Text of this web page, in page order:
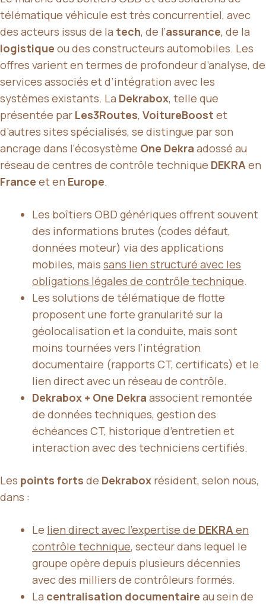
télématique véhicule est très concurrentiel, avec
des acteurs issus de la tech, de l’assurance, de la
logistique ou des constructeurs automobiles. Les
offres varient en termes de profondeur d’analyse, de
services associés et d’intégration avec les
systèmes existants. La Dekrabox, telle que
présentée par Les3Routes, VoitureBoost et
d’autres sites spécialisés, se distingue par son
ancrage dans l’écosystème One Dekra adossé au
réseau de centres de contrôle technique DEKRA en
France et en Europe.
Les boîtiers OBD génériques offrent souvent
des informations brutes (codes défaut,
données moteur) via des applications
mobiles, mais sans lien structuré avec les
obligations légales de contrôle technique.
Les solutions de télématique de flotte
proposent une forte granularité sur la
géolocalisation et la conduite, mais sont
moins tournées vers l’intégration
documentaire (rapports CT, certificats) et le
lien direct avec un réseau de contrôle.
Dekrabox + One Dekra associent remontée
de données techniques, gestion des
échéances CT, historique d’entretien et
interaction avec des techniciens certifiés.
Les points forts de Dekrabox résident, selon nous,
dans :
Le lien direct avec l’expertise de DEKRA en
contrôle technique, secteur dans lequel le
groupe opère depuis plusieurs décennies
avec des milliers de contrôleurs formés.
La centralisation documentaire au sein de